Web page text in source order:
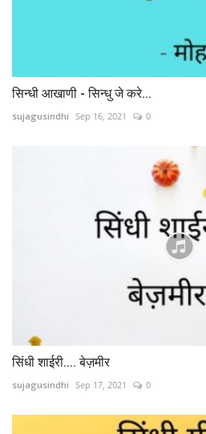
सिन्धी आखाणी - सिन्धु जे करे...
sujagusindhi Sep 16, 2021 0
सिंधी शाईरी.... बेज़मीर
sujagusindhi Sep 17, 2021 0